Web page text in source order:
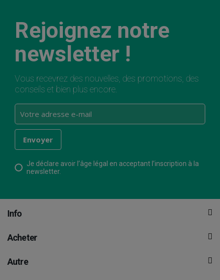
Rejoignez notre
newsletter !
Vous recevrez des nouvelles, des promotions, des
conseils et bien plus encore.
Je déclare avoir l’âge légal en acceptant l’inscription à la
newsletter.
Info
Acheter
Autre